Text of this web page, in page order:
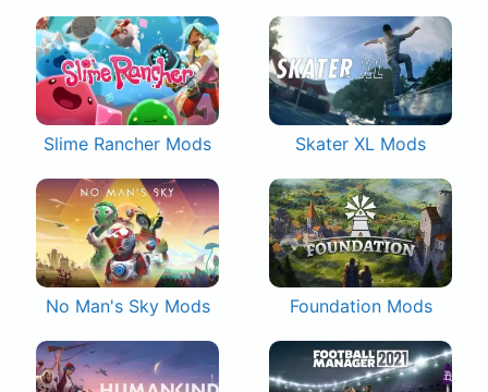
Slime Rancher Mods Skater XL Mods
No Man's Sky Mods Foundation Mods